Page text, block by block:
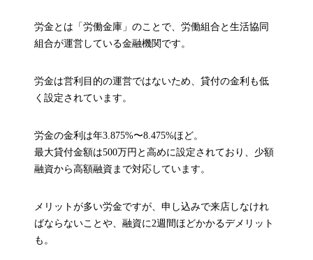
労金とは「労働金庫」のことで、労働組合と生活協同
組合が運営している金融機関です。
労金は営利目的の運営ではないため、貸付の金利も低
く設定されています。
労金の金利は年3.875%〜8.475%ほど。
最大貸付金額は500万円と高めに設定されており、少額
融資から高額融資まで対応しています。
メリットが多い労金ですが、申し込みで来店しなけれ
ばならないことや、融資に2週間ほどかかるデメリット
も。